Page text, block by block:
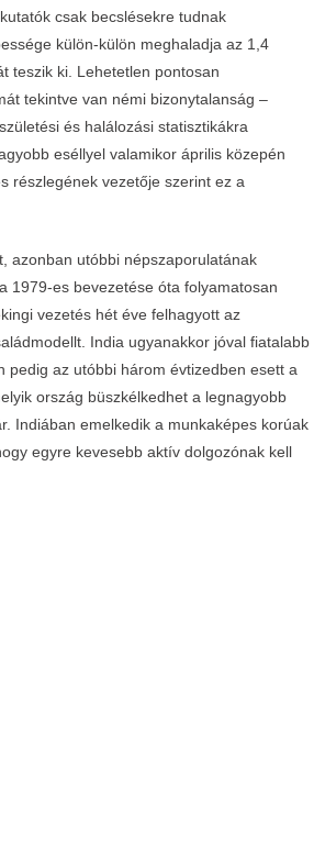
csak becslésekre tudnak
külön-külön meghaladja az 1,4
teszik ki. Lehetetlen pontosan
tekintve van némi bizonytalanság –
és halálozási statisztikákra
eséllyel valamikor április közepén
részlegének vezetője szerint ez a
azonban utóbbi népszaporulatának
1979-es bevezetése óta folyamatosan
vezetés hét éve felhagyott az
India ugyanakkor jóval fiatalabb
pedig az utóbbi három évtizedben esett a
ország büszkélkedhet a legnagyobb
Indiában emelkedik a munkaképes korúak
egyre kevesebb aktív dolgozónak kell